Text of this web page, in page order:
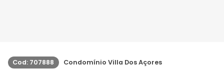
Cod: 707888 Condomínio Villa Dos Açores